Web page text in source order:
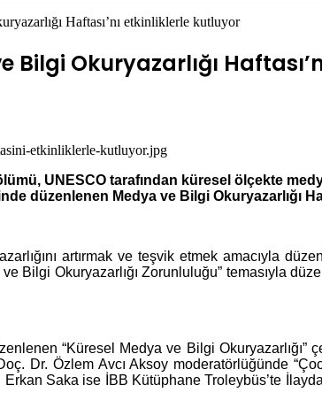
Haftası’nı etkinliklerle kutluyor
Okuryazarlığı
etkinliklerle-kutluyor.jpg
UNESCO tarafından küresel ölçekte
düzenlenen Medya ve Bilgi Okuryazarlığı
artırmak ve teşvik etmek amacıyla
Bilgi Okuryazarlığı Zorunluluğu” temasıyla
“Küresel Medya ve Bilgi
Dr. Özlem Avcı Aksoy moderatörlüğünde
Saka ise İBB Kütüphane Troleybüs’te